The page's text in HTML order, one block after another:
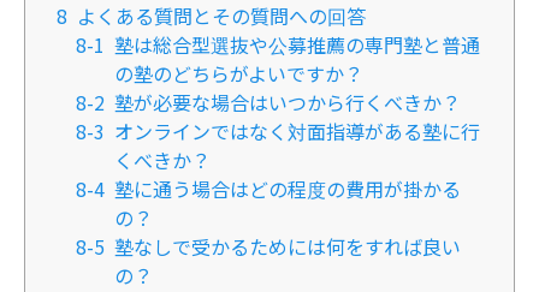
8 よくある質問とその質問への回答
8-1 塾は総合型選抜や公募推薦の専門塾と普通
の塾のどちらがよいですか？
8-2 塾が必要な場合はいつから行くべきか？
8-3 オンラインではなく対面指導がある塾に行
くべきか？
8-4 塾に通う場合はどの程度の費用が掛かる
の？
8-5 塾なしで受かるためには何をすれば良い
の？